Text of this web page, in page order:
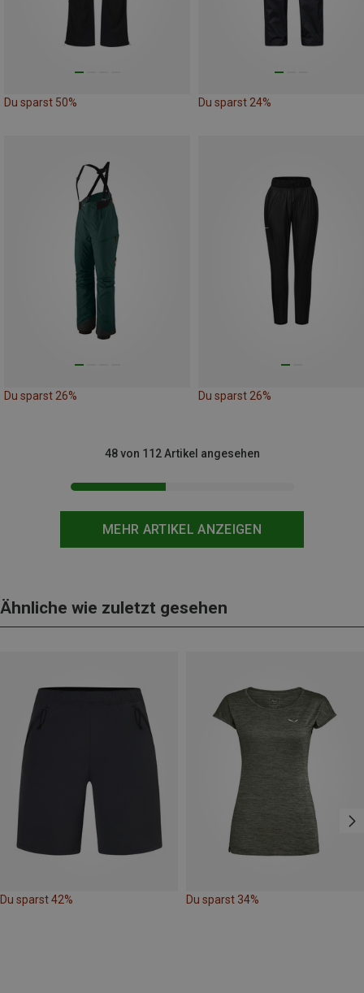
Du sparst 50% Du sparst 24%
Du sparst 26% Du sparst 26%
MEHR ARTIKEL ANZEIGEN
48 von 112 Artikel angesehen
Ähnliche wie zuletzt gesehen
Du sparst 42% Du sparst 34%